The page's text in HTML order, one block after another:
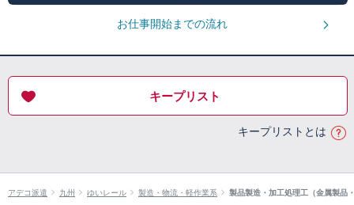
お仕事開始までの流れ
キープリスト
キープリストとは
アデコ派遣 九州 ゆいレール 製造・物流・軽作業系 製品製造・加工処理工（金属製品